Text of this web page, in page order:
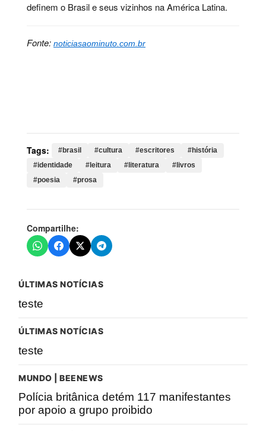
definem o Brasil e seus vizinhos na América Latina.
Fonte: noticiasaominuto.com.br
Tags: #brasil #cultura #escritores
#história
#identidade
#leitura #literatura
#livros
#poesia
#prosa
Compartilhe:
ÚLTIMAS NOTÍCIAS
teste
ÚLTIMAS NOTÍCIAS
teste
MUNDO | BEENEWS
Polícia britânica detém 117 manifestantes
por apoio a grupo proibido